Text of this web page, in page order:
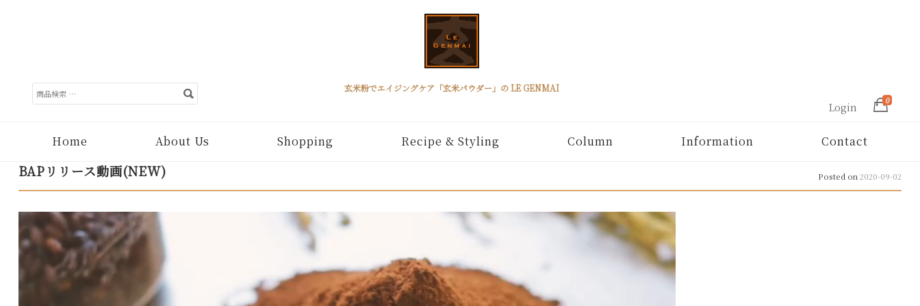
検
索
玄米粉でエイジングケア「玄米パウダー」の LE GENMAI
Login
0
Home About Us Shopping Recipe & Styling Column Information Contact
BAPリリース動画(NEW) Posted on2020-09-02
動
画
プ
ヤ